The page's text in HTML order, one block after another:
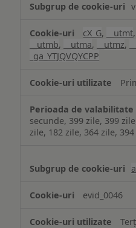
cX_G, __utmt,
__utmb, __utma, __utmz,
_ga_YTJQVQYCPP
secunde, 399 zile, 399
zile, 182 zile, 364 zile,
evid_0046
Terț